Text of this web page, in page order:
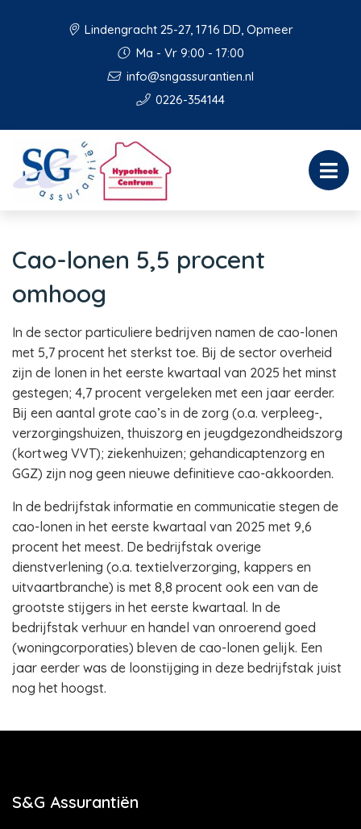
Lindengracht 25-27, 1716 DD, Opmeer
Ma - Vr 9:00 - 17:00
info@sngassurantien.nl
0226-354144
Cao-lonen 5,5 procent
omhoog
In de sector particuliere bedrijven namen de cao-lonen
met 5,7 procent het sterkst toe. Bij de sector overheid
zijn de lonen in het eerste kwartaal van 2025 het minst
gestegen; 4,7 procent vergeleken met een jaar eerder.
Bij een aantal grote cao’s in de zorg (o.a. verpleeg-,
verzorgingshuizen, thuiszorg en jeugdgezondheidszorg
(kortweg VVT); ziekenhuizen; gehandicaptenzorg en
GGZ) zijn nog geen nieuwe definitieve cao-akkoorden.
In de bedrijfstak informatie en communicatie stegen de
cao-lonen in het eerste kwartaal van 2025 met 9,6
procent het meest. De bedrijfstak overige
dienstverlening (o.a. textielverzorging, kappers en
uitvaartbranche) is met 8,8 procent ook een van de
grootste stijgers in het eerste kwartaal. In de
bedrijfstak verhuur en handel van onroerend goed
(woningcorporaties) bleven de cao-lonen gelijk. Een
jaar eerder was de loonstijging in deze bedrijfstak juist
nog het hoogst.
S&G Assurantiën